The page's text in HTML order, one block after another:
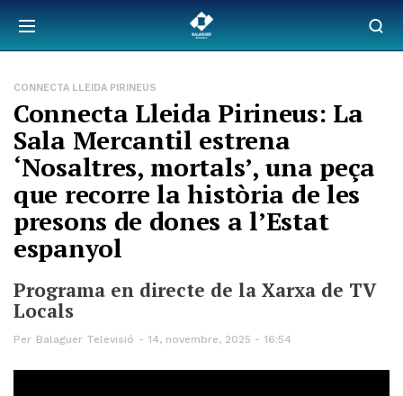
CONNECTA LLEIDA PIRINEUS
Connecta Lleida Pirineus: La
Sala Mercantil estrena
‘Nosaltres, mortals’, una peça
que recorre la història de les
presons de dones a l’Estat
espanyol
Programa en directe de la Xarxa de TV
Locals
Per Balaguer Televisió 14, novembre, 2025 - 16:54